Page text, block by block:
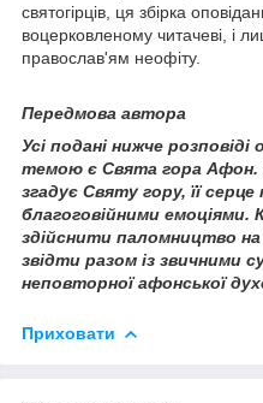
святогірців, ця збірка
воцерковленому читачеві, і
православ'ям неофіту.
Передмова автора
Усі подані нижче
темою є Свята гора Афон.
згадує Святу гору, її
благоговійними емоціями.
здійснити паломництво на
звідти разом із звичними
неповторної афонської
Приховати